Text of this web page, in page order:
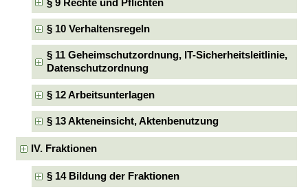
§ 9 Rechte und Pflichten
§ 10 Verhaltensregeln
§ 11 Geheimschutzordnung, IT-Sicherheitsleitlinie,
Datenschutzordnung
§ 12 Arbeitsunterlagen
§ 13 Akteneinsicht, Aktenbenutzung
IV. Fraktionen
§ 14 Bildung der Fraktionen